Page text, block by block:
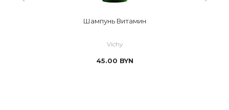
Шампунь Витамин
Vichy
45.00 BYN